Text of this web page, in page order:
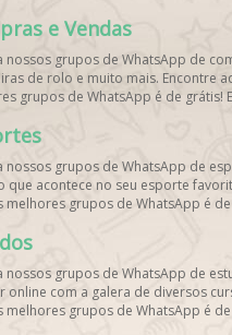
e Vendas
nossos grupos de WhatsApp de
de rolo e muito mais. Encontre
grupos de WhatsApp é de grátis!
nossos grupos de WhatsApp de
que acontece no seu esporte
melhores grupos de WhatsApp é
nossos grupos de WhatsApp de
online com a galera de diversos
melhores grupos de WhatsApp é